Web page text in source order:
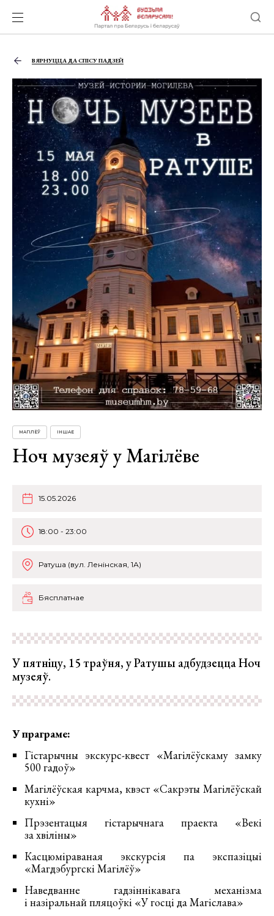
ВЯРНУЦЦА ДА СПІСУ ПАДЗЕЙ
МАГІЛЁЎ ІНШАЕ
Ноч музеяў у Магілёве
15.05.2026
18:00 - 23:00
Ратуша (вул. Ленінская, 1А)
Бясплатнае
У пятніцу, 15 траўня, у Ратушы адбудзецца Ноч
музеяў.
У праграме:
Гістарычны экскурс-квест «Магілёўскаму замку
500 гадоў»
Магілёўская карчма, квэст «Сакрэты Магілёўскай
кухні»
Прэзентацыя гістарычнага праекта «Векі
за хвіліны»
Касцюміраваная экскурсія па экспазіцыі
«Магдэбургскі Магілёў»
Наведванне гадзіннікавага механізма
і назіральнай пляцоўкі «У госці да Магіслава»